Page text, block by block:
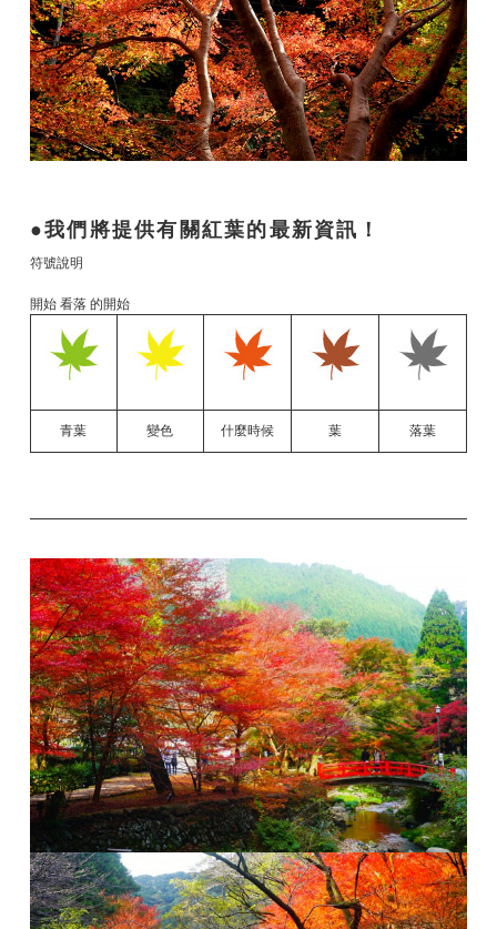
我們將提供有關紅葉的最新資訊！
符號說明
開始 看落 的開始
青葉 變色 什麼時候 葉 落葉